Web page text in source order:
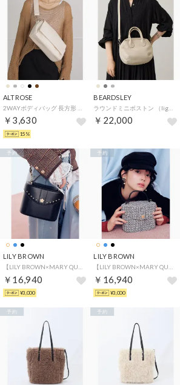
ALTROSE
￥3,630
15%
BEARDSLEY
￥22,000
LILY BROWN
￥16,940
予約
¥3,000
LILY BROWN
￥16,940
予約
¥3,000
予約 予約